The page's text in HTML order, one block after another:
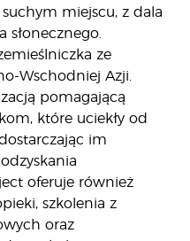
miejscu, z dala
słonecznego.
ze
Wschodniej Azji.
pomagającą
które uciekły od
im
oferuje również
szkolenia z
oraz